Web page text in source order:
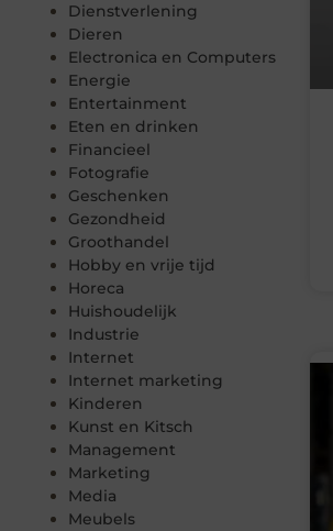
Dienstverlening
Dieren
Electronica en Computers
Energie
Entertainment
Eten en drinken
Financieel
Fotografie
Geschenken
Gezondheid
Groothandel
Hobby en vrije tijd
Horeca
Huishoudelijk
Industrie
Internet
Internet marketing
Kinderen
Kunst en Kitsch
Management
Marketing
Media
Meubels